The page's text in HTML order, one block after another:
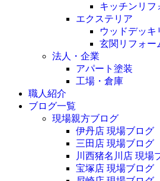
キッチンリフ
エクステリア
ウッドデッキ
玄関リフォー
法人・企業
アパート塗装
工場・倉庫
職人紹介
ブログ一覧
現場親方ブログ
伊丹店 現場ブログ
三田店 現場ブログ
川西猪名川店 現場
宝塚店 現場ブログ